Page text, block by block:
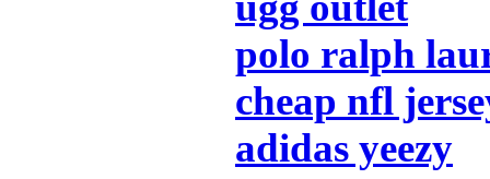
polo ralph
cheap nfl
adidas yeezy